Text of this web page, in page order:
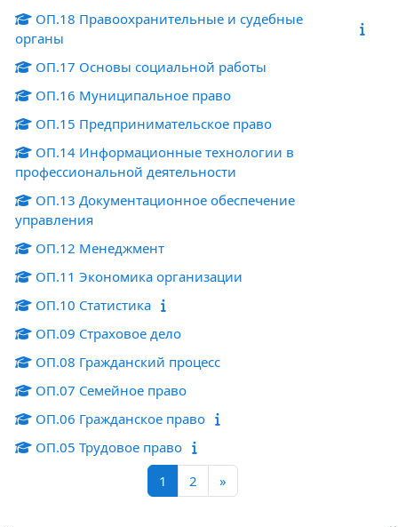
ОП.18 Правоохранительные и судебные
органы
ОП.17 Основы социальной работы
ОП.16 Муниципальное право
ОП.15 Предпринимательское право
ОП.14 Информационные технологии в
профессиональной деятельности
ОП.13 Документационное обеспечение
управления
ОП.12 Менеджмент
ОП.11 Экономика организации
ОП.10 Статистика
ОП.09 Страховое дело
ОП.08 Гражданский процесс
ОП.07 Семейное право
ОП.06 Гражданское право
ОП.05 Трудовое право
1 Страница 1
2Страница 2
»Следующая страница